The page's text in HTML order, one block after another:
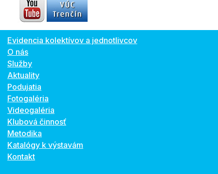
Evidencia kolektívov a jednotlivcov
O nás
Služby
Aktuality
Podujatia
Fotogaléria
Videogaléria
Klubová činnosť
Metodika
Katalógy k výstavám
Kontakt